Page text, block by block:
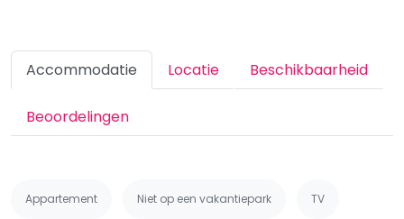
Accommodatie Locatie Beschikbaarheid
Beoordelingen
Appartement Niet op een vakantiepark TV